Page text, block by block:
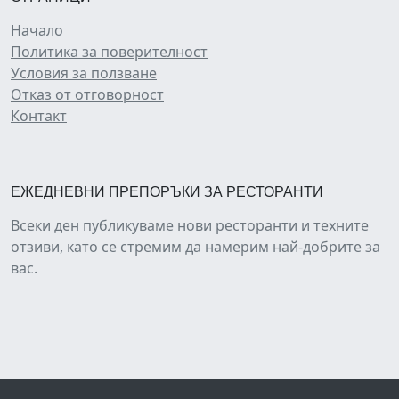
Начало
Политика за поверителност
Условия за ползване
Отказ от отговорност
Контакт
ЕЖЕДНЕВНИ ПРЕПОРЪКИ ЗА РЕСТОРАНТИ
Всеки ден публикуваме нови ресторанти и техните
отзиви, като се стремим да намерим най-добрите за
вас.